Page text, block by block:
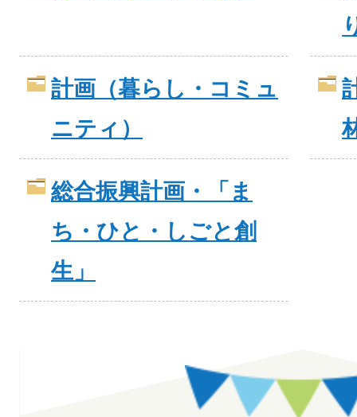
計画（暮らし・コミュ
ニティ）
総合振興計画・「ま
ち・ひと・しごと創
生」